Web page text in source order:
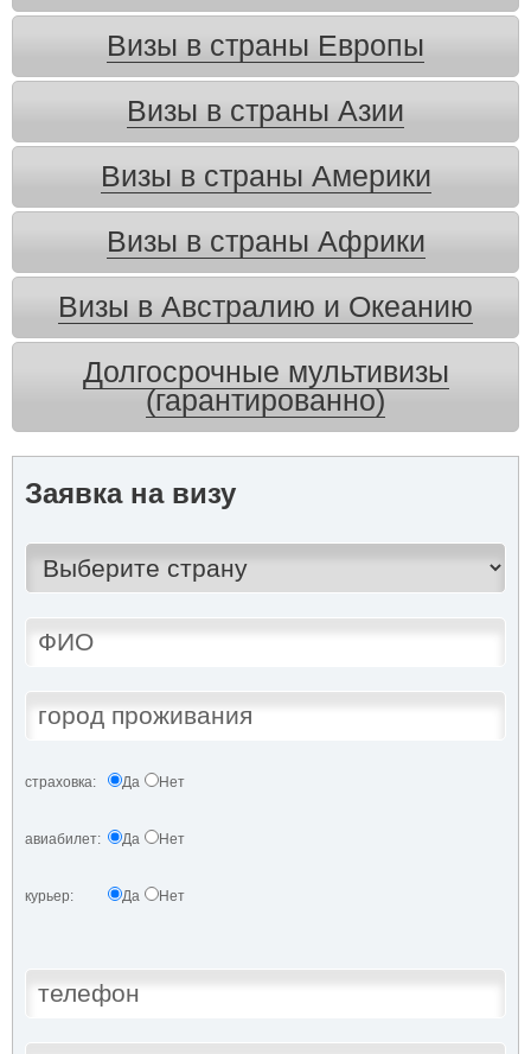
Визы в страны Европы
Визы в страны Азии
Визы в страны Америки
Визы в страны Африки
Визы в Австралию и Океанию
Долгосрочные мультивизы
(гарантированно)
Заявка на визу
страховка: Да Нет
авиабилет: Да Нет
курьер: Да Нет